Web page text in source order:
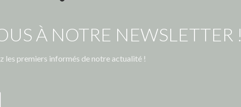
À NOTRE NEWSLETTER !
les premiers informés de notre actualité !